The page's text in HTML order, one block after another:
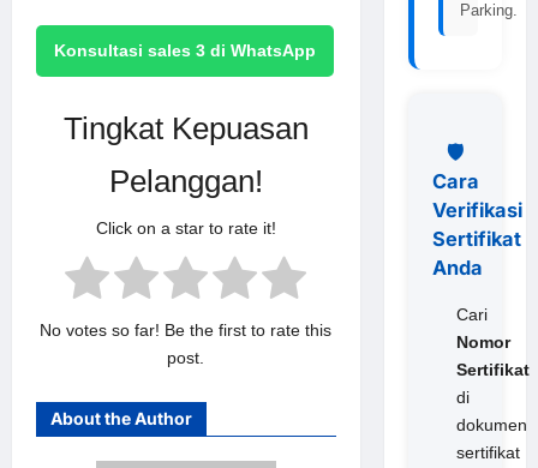
Konsultasi sales 3 di WhatsApp
Tingkat Kepuasan
Pelanggan!
Click on a star to rate it!
No votes so far! Be the first to rate this
post.
About the Author
Parking.
🛡️
Cara
Verifikasi
Sertifikat
Anda
Cari
Nomor
Sertifikat
di
dokumen
sertifikat